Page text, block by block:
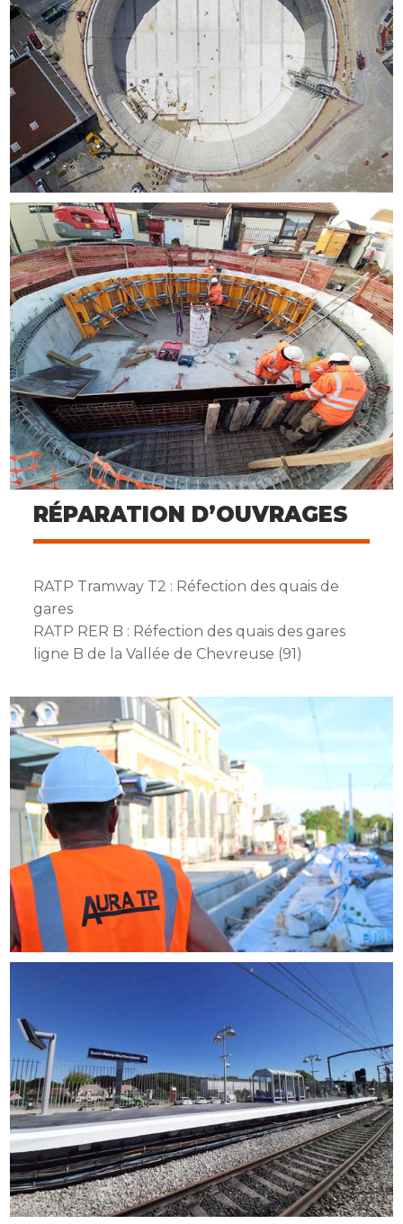
RÉPARATION D’OUVRAGES
RATP Tramway T2 : Réfection des quais de
gares
RATP RER B : Réfection des quais des gares
ligne B de la Vallée de Chevreuse (91)